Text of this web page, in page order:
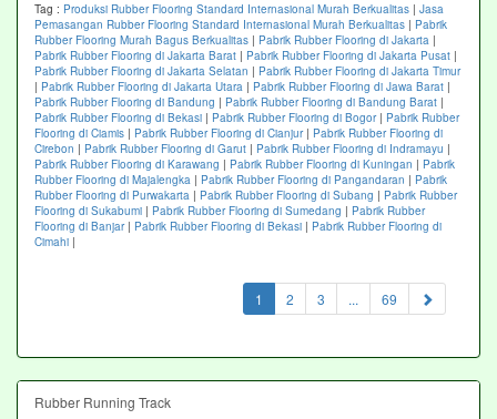
Tag : Produksi Rubber Flooring Standard Internasional Murah Berkualitas | Jasa
Pemasangan Rubber Flooring Standard Internasional Murah Berkualitas | Pabrik
Rubber Flooring Murah Bagus Berkualitas | Pabrik Rubber Flooring di Jakarta |
Pabrik Rubber Flooring di Jakarta Barat | Pabrik Rubber Flooring di Jakarta Pusat |
Pabrik Rubber Flooring di Jakarta Selatan | Pabrik Rubber Flooring di Jakarta Timur
| Pabrik Rubber Flooring di Jakarta Utara | Pabrik Rubber Flooring di Jawa Barat |
Pabrik Rubber Flooring di Bandung | Pabrik Rubber Flooring di Bandung Barat |
Pabrik Rubber Flooring di Bekasi | Pabrik Rubber Flooring di Bogor| Pabrik Rubber
Flooring di Ciamis | Pabrik Rubber Flooring di Cianjur| Pabrik Rubber Flooring di
Cirebon | Pabrik Rubber Flooring di Garut | Pabrik Rubber Flooring di Indramayu |
Pabrik Rubber Flooring di Karawang | Pabrik Rubber Flooring di Kuningan | Pabrik
Rubber Flooring di Majalengka | Pabrik Rubber Flooring di Pangandaran | Pabrik
Rubber Flooring di Purwakarta | Pabrik Rubber Flooring di Subang | Pabrik Rubber
Flooring di Sukabumi | Pabrik Rubber Flooring di Sumedang | Pabrik Rubber
Flooring di Banjar| Pabrik Rubber Flooring di Bekasi | Pabrik Rubber Flooring di
Cimahi |
1 (current)
2 3 ... 69
Rubber Running Track